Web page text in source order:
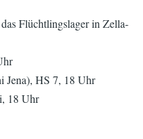
Flüchtlingslager in Zella-
Jena), HS 7, 18 Uhr
18 Uhr